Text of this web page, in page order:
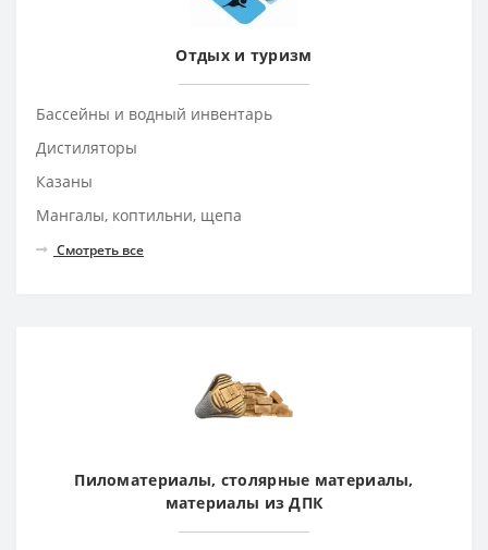
Отдых и туризм
Бассейны и водный инвентарь
Дистиляторы
Казаны
Мангалы, коптильни, щепа
Смотреть все
Пиломатериалы, столярные материалы,
материалы из ДПК